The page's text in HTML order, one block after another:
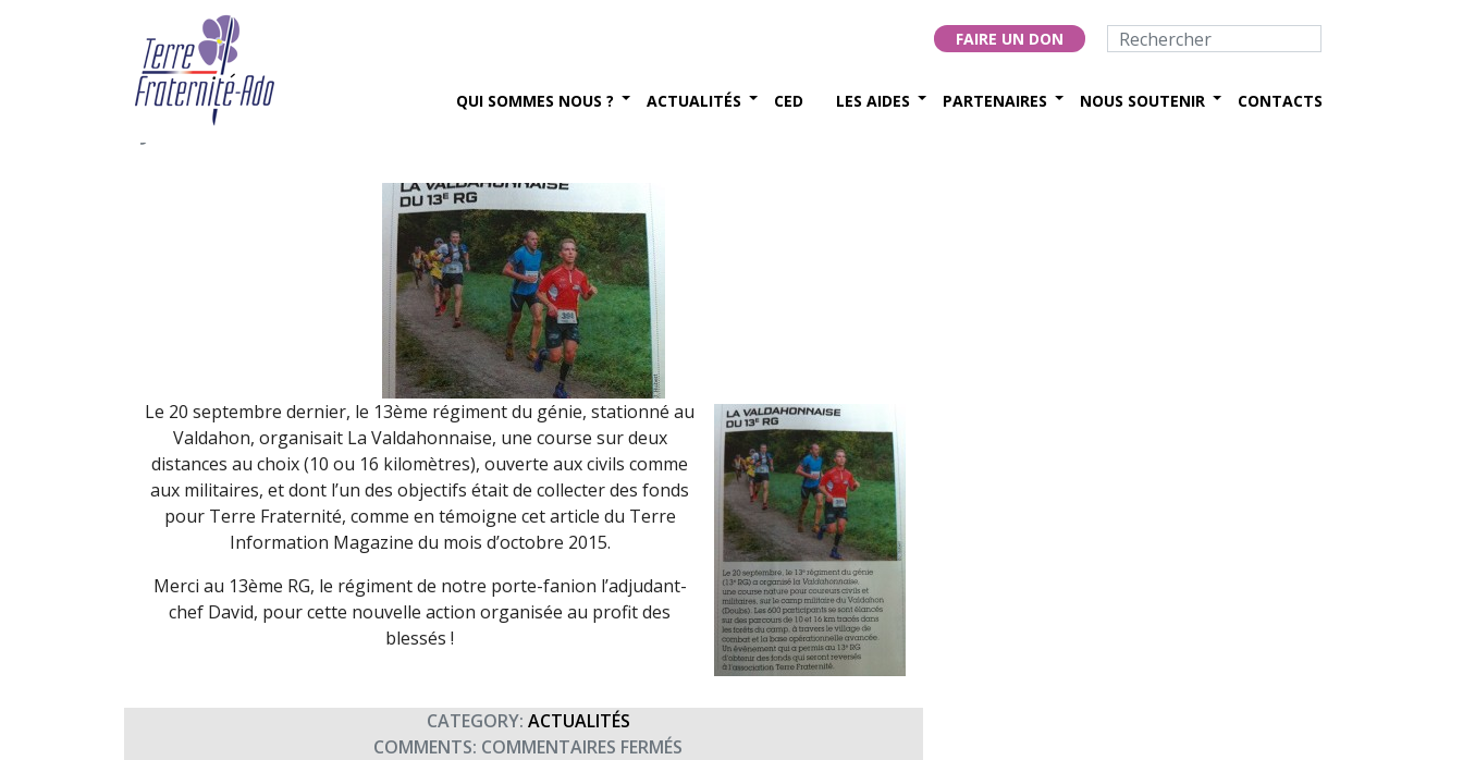
FAIRE UN DON
QUI SOMMES NOUS ? ACTUALITÉS CED LES AIDES PARTENAIRES NOUS SOUTENIR CONTACTS
Le 13ème RG organise et court La Valdahonnaise
pour Terre Fraternité (20 septembre 2015)
By Terre Fraternité,
Le 20 septembre dernier, le 13ème régiment du génie, stationné au
Valdahon, organisait La Valdahonnaise, une course sur deux
distances au choix (10 ou 16 kilomètres), ouverte aux civils comme
aux militaires, et dont l’un des objectifs était de collecter des fonds
pour Terre Fraternité, comme en témoigne cet article du Terre
Information Magazine du mois d’octobre 2015.
Merci au 13ème RG, le régiment de notre porte-fanion l’adjudant-
chef David, pour cette nouvelle action organisée au profit des
blessés !
CATEGORY: ACTUALITÉS
COMMENTS: COMMENTAIRES FERMÉS